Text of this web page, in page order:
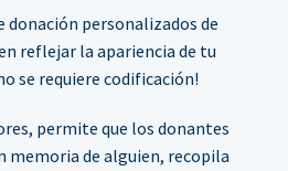
donación personalizados de
reflejar la apariencia de tu
se requiere codificación!
permite que los donantes
memoria de alguien, recopila